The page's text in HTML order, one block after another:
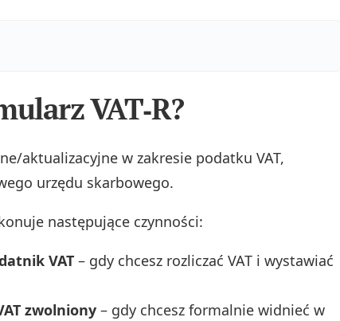
VAT‑R?
aktualizacyjne w zakresie podatku VAT,
urzędu skarbowego.
następujące czynności:
VAT – gdy chcesz rozliczać VAT i wystawiać
zwolniony – gdy chcesz formalnie widnieć w